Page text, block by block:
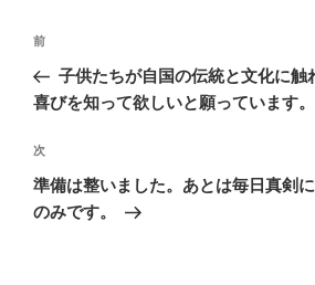
投
ナ
ゲ
ー
シ
前
の
投
前
子供たちが自国の伝統と文化に触
喜びを知って欲しいと願っています。
次
の
投
次
準備は整いました。あとは毎日真剣
のみです。